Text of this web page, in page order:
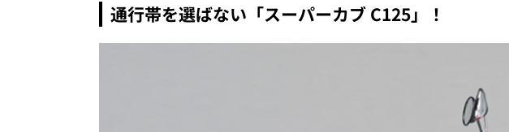
通行帯を選ばない「スーパーカブ C125」！